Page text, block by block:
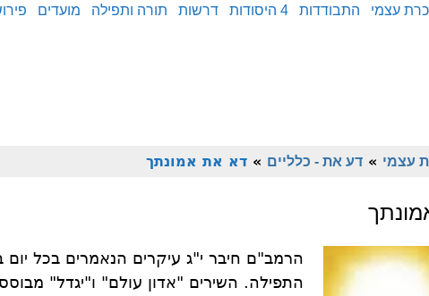
עצמי התבודדות 4 היסודות דרשות תורה ותפילה מועדים
עצמי »דע את - כלליים »דא את אמונתך
הרמב"ם חיבר י"ג עיקרים הנאמרים בכל
התפילה. השירים "אדון עולם" ו"יגדל"